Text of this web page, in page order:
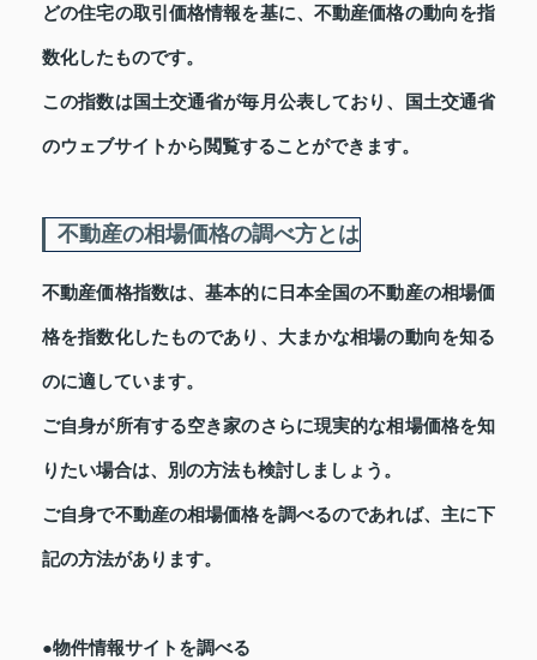
どの住宅の取引価格情報を基に、不動産価格の動向を指
数化したものです。
この指数は国土交通省が毎月公表しており、国土交通省
のウェブサイトから閲覧することができます。
不動産の相場価格の調べ方とは
不動産価格指数は、基本的に日本全国の不動産の相場価
格を指数化したものであり、大まかな相場の動向を知る
のに適しています。
ご自身が所有する空き家のさらに現実的な相場価格を知
りたい場合は、別の方法も検討しましょう。
ご自身で不動産の相場価格を調べるのであれば、主に下
記の方法があります。
●物件情報サイトを調べる